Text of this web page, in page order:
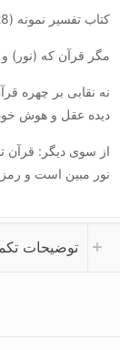
کتاب تفسیر نمونه (28 جلدی) _ تفسیر در لغت یعنی بر گرفتن نقاب از چهره
مگر قرآن که (نور) و
نه نقابی بر چهره
دیده عقل و هوش خود
از سوی دیگر: قرآن
نور مبین است و
توضیحات